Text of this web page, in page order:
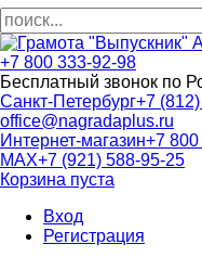
+7 800 333-92-98
Бесплатный звонок по
Санкт-Петербург+7
office@nagradaplus.ru
Интернет-магазин+7
MAX+7 (921) 588-95-25
Корзина пуста
Вход
Регистрация